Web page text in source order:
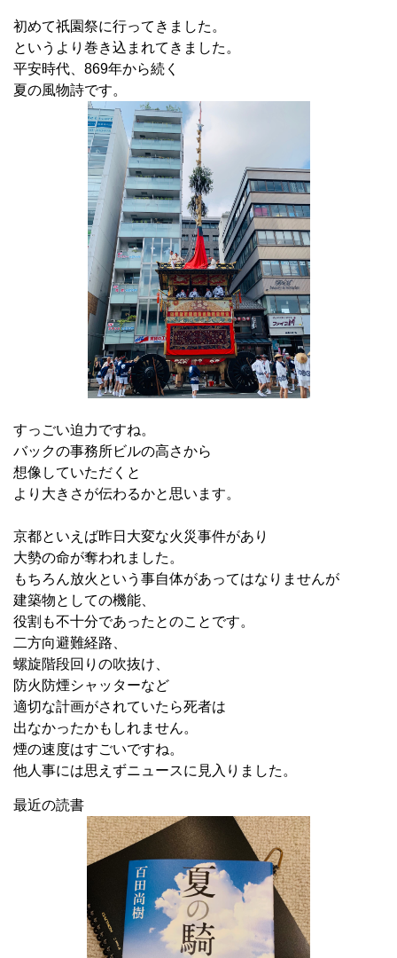
初めて祇園祭に行ってきました。
というより巻き込まれてきました。
平安時代、869年から続く
夏の風物詩です。
すっごい迫力ですね。
バックの事務所ビルの高さから
想像していただくと
より大きさが伝わるかと思います。
京都といえば昨日大変な火災事件があり
大勢の命が奪われました。
もちろん放火という事自体があってはなりませんが
建築物としての機能、
役割も不十分であったとのことです。
二方向避難経路、
螺旋階段回りの吹抜け、
防火防煙シャッターなど
適切な計画がされていたら死者は
出なかったかもしれません。
煙の速度はすごいですね。
他人事には思えずニュースに見入りました。
最近の読書